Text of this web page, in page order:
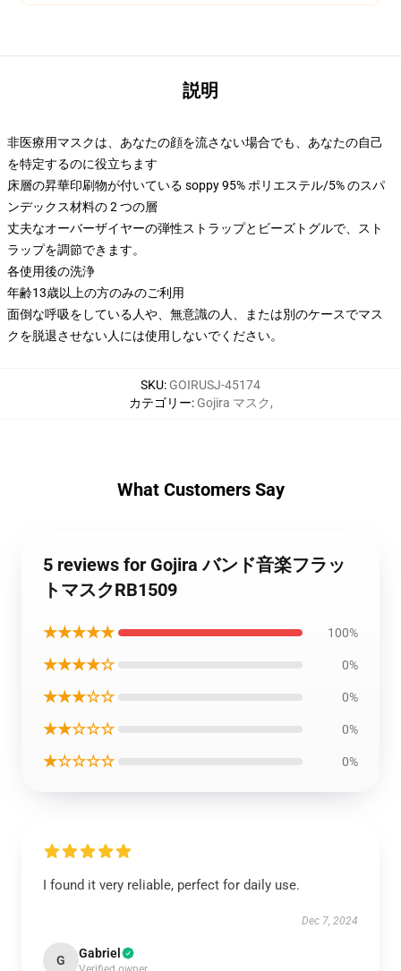
説明
非医療用マスクは、あなたの顔を流さない場合でも、あなたの自己
を特定するのに役立ちます
床層の昇華印刷物が付いている soppy 95% ポリエステル/5% のスパ
ンデックス材料の 2 つの層
丈夫なオーバーザイヤーの弾性ストラップとビーズトグルで、スト
ラップを調節できます。
各使用後の洗浄
年齢13歳以上の方のみのご利用
面倒な呼吸をしている人や、無意識の人、または別のケースでマス
クを脱退させない人には使用しないでください。
SKU: GOIRUSJ-45174
カテゴリー: Gojira マスク,
What Customers Say
5 reviews for Gojira バンド音楽フラッ
トマスクRB1509
★★★★★ 100%
★★★★☆ 0%
★★★☆☆ 0%
★★☆☆☆ 0%
★☆☆☆☆ 0%
I found it very reliable, perfect for daily use.
Dec 7, 2024
G Gabriel